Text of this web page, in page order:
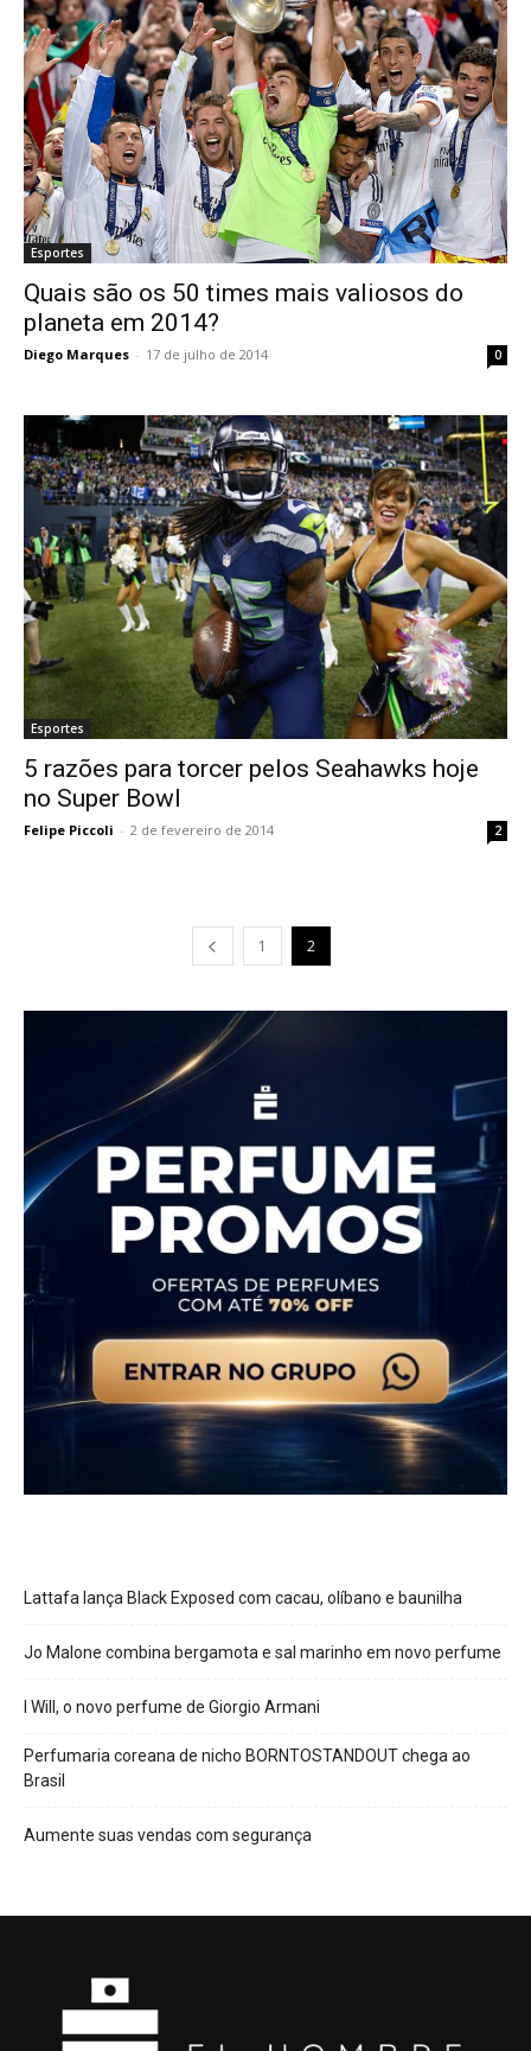
Esportes
Quais são os 50 times mais valiosos do
planeta em 2014?
Diego Marques - 17 de julho de 2014 0
Esportes
5 razões para torcer pelos Seahawks hoje
no Super Bowl
Felipe Piccoli - 2 de fevereiro de 2014 2
1 2
Lattafa lança Black Exposed com cacau, olíbano e baunilha
Jo Malone combina bergamota e sal marinho em novo perfume
I Will, o novo perfume de Giorgio Armani
Perfumaria coreana de nicho BORNTOSTANDOUT chega ao
Brasil
Aumente suas vendas com segurança